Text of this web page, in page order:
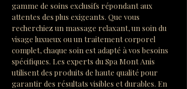
gamme de soins exclusifs répondant aux
attentes des plus exigeants. Que vous
recherchiez un massage relaxant, un soin du
visage luxueux ou un traitement corporel
complet, chaque soin est adapté à vos besoins
spécifiques. Les experts du Spa Mont Anis
utilisent des produits de haute qualité pour
garantir des résultats visibles et durables. En